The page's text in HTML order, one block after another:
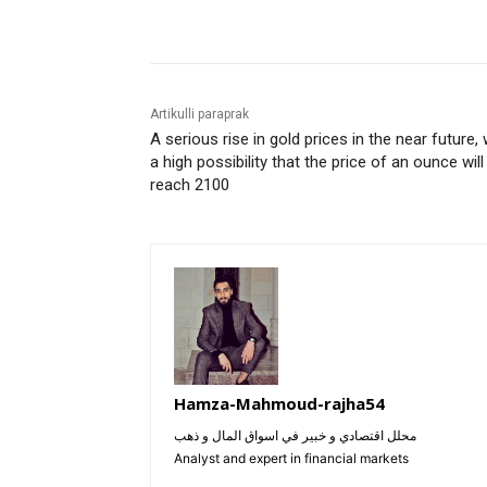
Artikulli paraprak
A serious rise in gold prices in the near future,
a high possibility that the price of an ounce will
reach 2100
Hamza-Mahmoud-rajha54
محلل اقتصادي و خبير في اسواق المال و ذهب
Analyst and expert in financial markets